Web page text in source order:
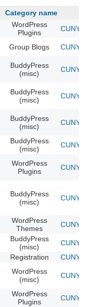
Category name
WordPress
Plugins
CUNY
Group Blogs CUNY
BuddyPress
(misc)
CUNY
BuddyPress
(misc)
CUNY
BuddyPress
(misc)
CUNY
BuddyPress
(misc)
CUNY
WordPress
Plugins
CUNY
BuddyPress
(misc)
CUNY
WordPress
Themes
CUNY
BuddyPress
(misc)
CUNY
Registration CUNY
WordPress
(misc)
CUNY
WordPress
Plugins
CUNY